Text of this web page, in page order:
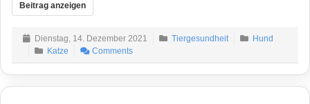
Beitrag anzeigen
Dienstag, 14. Dezember 2021 Tiergesundheit
Hund
Katze
Comments